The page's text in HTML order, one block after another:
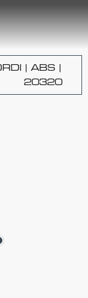
| ABS |
20320